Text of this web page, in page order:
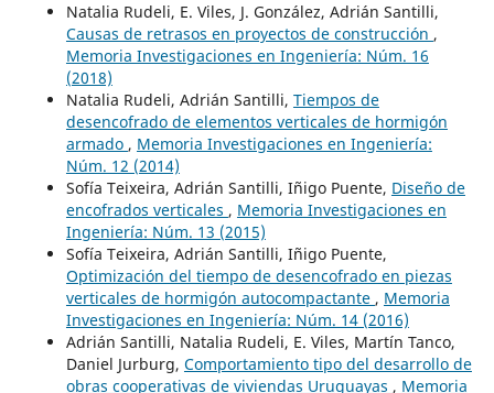
Natalia Rudeli, E. Viles, J. González, Adrián Santilli,
Causas de retrasos en proyectos de construcción ,
Memoria Investigaciones en Ingeniería: Núm. 16
(2018)
Natalia Rudeli, Adrián Santilli, Tiempos de
desencofrado de elementos verticales de hormigón
armado , Memoria Investigaciones en Ingeniería:
Núm. 12 (2014)
Sofía Teixeira, Adrián Santilli, Iñigo Puente, Diseño de
encofrados verticales , Memoria Investigaciones en
Ingeniería: Núm. 13 (2015)
Sofía Teixeira, Adrián Santilli, Iñigo Puente,
Optimización del tiempo de desencofrado en piezas
verticales de hormigón autocompactante , Memoria
Investigaciones en Ingeniería: Núm. 14 (2016)
Adrián Santilli, Natalia Rudeli, E. Viles, Martín Tanco,
Daniel Jurburg, Comportamiento tipo del desarrollo de
obras cooperativas de viviendas Uruguayas , Memoria